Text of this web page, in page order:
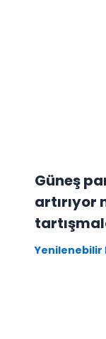
Güneş
artırıyor
Yenilenebilir